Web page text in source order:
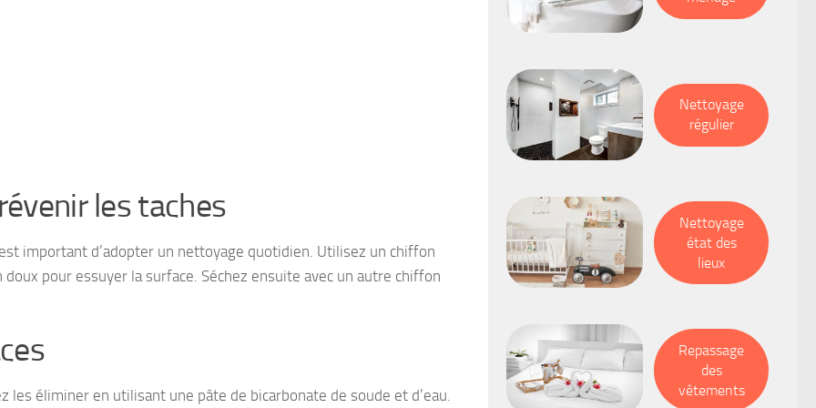
les taches
important d’adopter un nettoyage quotidien. Utilisez un chiffon
pour essuyer la surface. Séchez ensuite avec un autre chiffon
éliminer en utilisant une pâte de bicarbonate de soude et d’eau.
Nettoyage
régulier
Nettoyage
état des
lieux
Repassage
des
vêtements